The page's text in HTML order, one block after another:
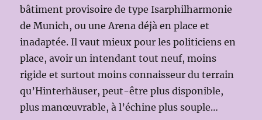
bâtiment provisoire de type Isarphilharmonie
de Munich, ou une Arena déjà en place et
inadaptée. Il vaut mieux pour les politiciens en
place, avoir un intendant tout neuf, moins
rigide et surtout moins connaisseur du terrain
qu’Hinterhäuser, peut-être plus disponible,
plus manœuvrable, à l’échine plus souple…